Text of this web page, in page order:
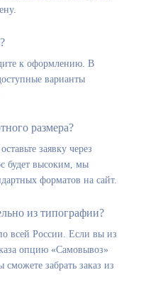
к оформлению. В
варианты
размера?
заявку через
будет высоким, мы
форматов на сайт.
из типографии?
всей России. Если вы из
опцию «Самовывоз»
забрать заказ из